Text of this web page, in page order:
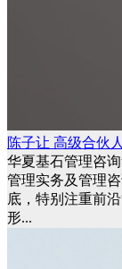
陈子让 高级合伙人
华夏基石管理咨
管理实务及管理
底，特别注重前
形...